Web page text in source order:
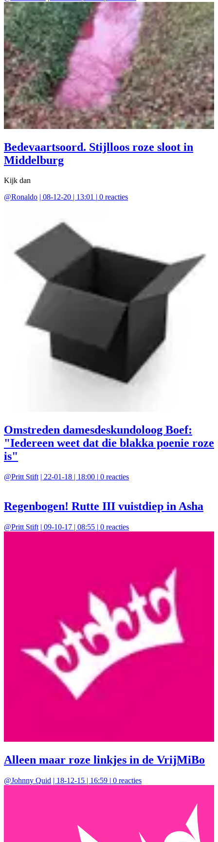
Bedevaartsoord. Stijlloos roze sloot in
Middelburg
Kijk dan
@Ronaldo | 08-12-20 | 13:01 | 0 reacties
Omstreden damesdeskundoloog Boef:
"Iedereen weet dat die blakka poenie roze
is"
@Pritt Stift | 22-01-18 | 18:00 | 0 reacties
Regenbogen! Rutte III vuistdiep in Asha
@Pritt Stift | 09-10-17 | 08:55 | 0 reacties
Alleen maar roze linkjes in de VrijMiBo
@Johnny Quid | 18-12-15 | 16:59 | 0 reacties